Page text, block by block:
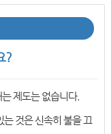
?
제도는 없습니다.
것은 신속히 불을 끄